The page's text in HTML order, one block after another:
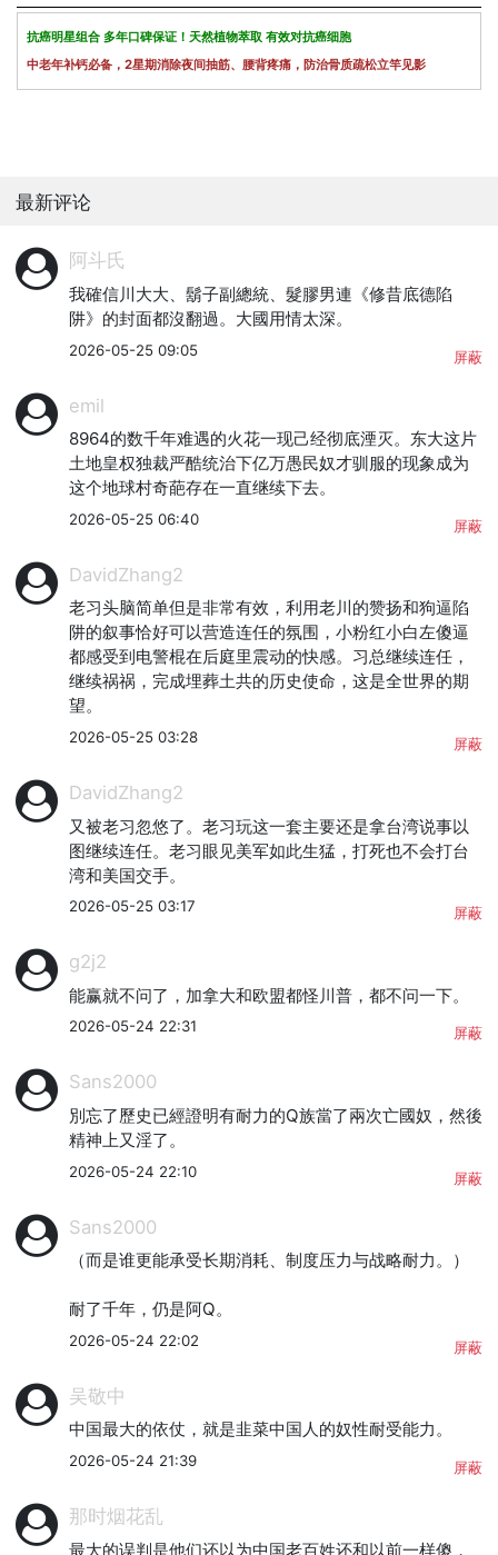
抗癌明星组合 多年口碑保证！天然植物萃取 有效对抗癌细胞
中老年补钙必备，2星期消除夜间抽筋、腰背疼痛，防治骨质疏松立竿见影
最新评论
阿斗氏
我確信川大大、鬍子副總統、髮膠男連《修昔底德陷
阱》的封面都沒翻過。大國用情太深。
2026-05-25 09:05 屏蔽
emil
8964的数千年难遇的火花一现己经彻底湮灭。东大这片
土地皇权独裁严酷统治下亿万愚民奴才驯服的现象成为
这个地球村奇葩存在一直继续下去。
2026-05-25 06:40 屏蔽
DavidZhang2
老习头脑简单但是非常有效，利用老川的赞扬和狗逼陷
阱的叙事恰好可以营造连任的氛围，小粉红小白左傻逼
都感受到电警棍在后庭里震动的快感。习总继续连任，
继续祸祸，完成埋葬土共的历史使命，这是全世界的期
望。
2026-05-25 03:28 屏蔽
DavidZhang2
又被老习忽悠了。老习玩这一套主要还是拿台湾说事以
图继续连任。老习眼见美军如此生猛，打死也不会打台
湾和美国交手。
2026-05-25 03:17 屏蔽
g2j2
能赢就不问了，加拿大和欧盟都怪川普，都不问一下。
2026-05-24 22:31 屏蔽
Sans2000
別忘了歷史已經證明有耐力的Q族當了兩次亡國奴，然後
精神上又淫了。
2026-05-24 22:10 屏蔽
Sans2000
（而是谁更能承受长期消耗、制度压力与战略耐力。）
耐了千年，仍是阿Q。
2026-05-24 22:02 屏蔽
吴敬中
中国最大的依仗，就是韭菜中国人的奴性耐受能力。
2026-05-24 21:39 屏蔽
那时烟花乱
最大的误判是他们还以为中国老百姓还和以前一样傻，